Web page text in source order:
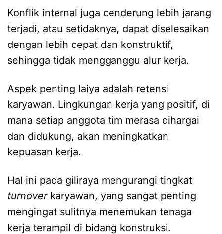
Konflik internal juga cenderung lebih jarang
terjadi, atau setidaknya, dapat diselesaikan
dengan lebih cepat dan konstruktif,
sehingga tidak mengganggu alur kerja.
Aspek penting laiya adalah retensi
karyawan. Lingkungan kerja yang positif, di
mana setiap anggota tim merasa dihargai
dan didukung, akan meningkatkan
kepuasan kerja.
Hal ini pada giliraya mengurangi tingkat
turnoverkaryawan, yang sangat penting
mengingat sulitnya menemukan tenaga
kerja terampil di bidang konstruksi.